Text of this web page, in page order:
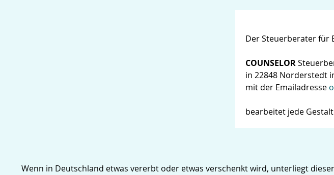
Der Steuerberater für
COUNSELOR
in 22848 Norderstedt
mit der Emailadresse
bearbeitet jede
Wenn in Deutschland etwas vererbt oder etwas verschenkt wird, unterliegt